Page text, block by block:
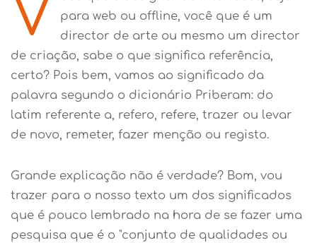
V
para web ou offline, você que é um
director de arte ou mesmo um director
de criação, sabe o que significa referência,
certo? Pois bem, vamos ao significado da
palavra segundo o dicionário Priberam: do
latim referente a, refero, refere, trazer ou levar
de novo, remeter, fazer menção ou registo.
Grande explicação não é verdade? Bom, vou
trazer para o nosso texto um dos significados
que é pouco lembrado na hora de se fazer uma
pesquisa que é o "conjunto de qualidades ou